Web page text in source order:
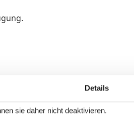
werden. Details
sie daher nicht deaktivieren.